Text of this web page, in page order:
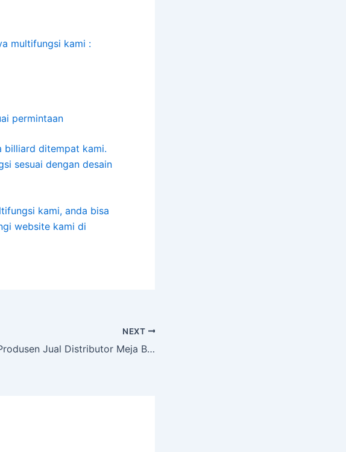
multifungsi kami :
permintaan
billiard ditempat kami.
sesuai dengan desain
kami, anda bisa
website kami di
NEXT
Produsen Jual Distributor Meja Billiard Minnova Magelang